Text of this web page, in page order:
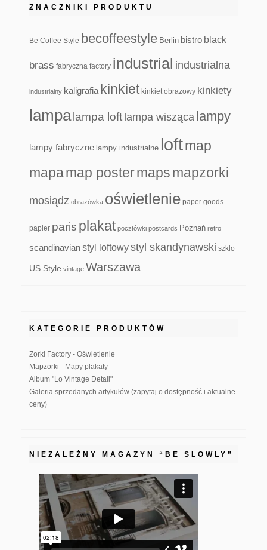
ZNACZNIKI PRODUKTU
Be Coffee Style becoffeestyle Berlin bistro black
brass fabryczna factory industrial industrialna
industrialny kaligrafia kinkiet kinkiet obrazowy kinkiety
lampa lampa loft lampa wisząca lampy
lampy fabryczne lampy industrialne loftmap
mapamap postermapsmapzorki
mosiądz obrazówka oświetlenie paper goods
papier paris plakat pocztówki postcards Poznań retro
scandinavianstyl loftowystyl skandynawski szkło
US Style vintage Warszawa
KATEGORIE PRODUKTÓW
Zorki Factory - Oświetlenie
Mapzorki - Mapy plakaty
Album "Lo Vintage Detail"
Galeria sprzedanych artykułów (zapytaj o dostępność i aktualne
ceny)
NIEZALEŻNY MAGAZYN “BE SLOWLY”